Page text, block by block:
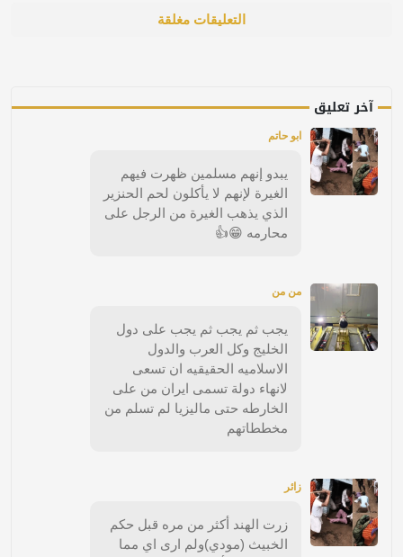
التعليقات مغلقة
آخر تعليق
ابو حاتم
يبدو إنهم مسلمين ظهرت فيهم
الغيرة لإنهم لا يأكلون لحم الحنزير
الذي يذهب الغيرة من الرجل على
محارمه 😁👍
من من
يجب ثم يجب ثم يجب على دول
الخليج وكل العرب والدول
الاسلاميه الحقيقيه ان تسعى
لانهاء دولة تسمى ايران من على
الخارطه حتى ماليزيا لم تسلم من
مخططاتهم
زائر
زرت الهند أكثر من مره قبل حكم
الخبيث (مودي)ولم ارى اي مما